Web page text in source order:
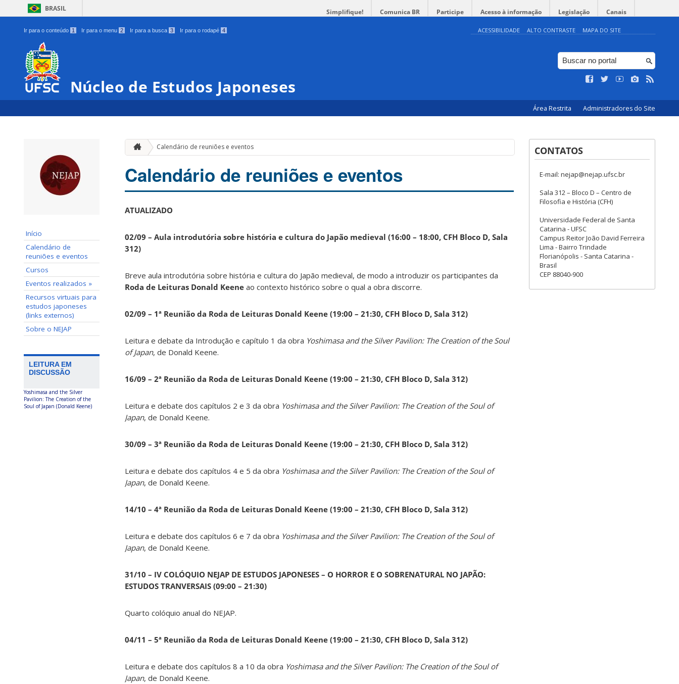
BRASIL Simplifique! Comunica BR Participe Acesso à informação Legislação Canais
Ir para o conteúdo 1 Ir para o menu 2 Ir para a busca 3 Ir para o rodapé 4 ACESSIBILIDADE ALTO CONTRASTE MAPA DO SITE
Núcleo de Estudos Japoneses
Área Restrita Administradores do Site
Início
Calendário de
reuniões e eventos
Cursos
Eventos realizados »
Recursos virtuais para
estudos japoneses
(links externos)
Sobre o NEJAP
LEITURA EM
DISCUSSÃO
Yoshimasa and the Silver
Pavilion: The Creation of the
Soul of Japan (Donald Keene)
Calendário de reuniões e eventos
Calendário de reuniões e eventos
ATUALIZADO
02/09 – Aula introdutória sobre história e cultura do Japão medieval (16:00 – 18:00, CFH Bloco D, Sala
312)
Breve aula introdutória sobre história e cultura do Japão medieval, de modo a introduzir os participantes da
Roda de Leituras Donald Keene ao contexto histórico sobre o qual a obra discorre.
02/09 – 1ª Reunião da Roda de Leituras Donald Keene (19:00 – 21:30, CFH Bloco D, Sala 312)
Leitura e debate da Introdução e capítulo 1 da obra Yoshimasa and the Silver Pavilion: The Creation of the Soul
of Japan, de Donald Keene.
16/09 – 2ª Reunião da Roda de Leituras Donald Keene (19:00 – 21:30, CFH Bloco D, Sala 312)
Leitura e debate dos capítulos 2 e 3 da obra Yoshimasa and the Silver Pavilion: The Creation of the Soul of
Japan, de Donald Keene.
30/09 – 3ª Reunião da Roda de Leituras Donald Keene (19:00 – 21:30, CFH Bloco D, Sala 312)
Leitura e debate dos capítulos 4 e 5 da obra Yoshimasa and the Silver Pavilion: The Creation of the Soul of
Japan, de Donald Keene.
14/10 – 4ª Reunião da Roda de Leituras Donald Keene (19:00 – 21:30, CFH Bloco D, Sala 312)
Leitura e debate dos capítulos 6 e 7 da obra Yoshimasa and the Silver Pavilion: The Creation of the Soul of
Japan, de Donald Keene.
31/10 – IV COLÓQUIO NEJAP DE ESTUDOS JAPONESES – O HORROR E O SOBRENATURAL NO JAPÃO:
ESTUDOS TRANVERSAIS (09:00 – 21:30)
Quarto colóquio anual do NEJAP.
04/11 – 5ª Reunião da Roda de Leituras Donald Keene (19:00 – 21:30, CFH Bloco D, Sala 312)
Leitura e debate dos capítulos 8 a 10 da obra Yoshimasa and the Silver Pavilion: The Creation of the Soul of
Japan, de Donald Keene.
CONTATOS
E-mail: nejap@nejap.ufsc.br
Sala 312 – Bloco D – Centro de
Filosofia e História (CFH)
Universidade Federal de Santa
Catarina - UFSC
Campus Reitor João David Ferreira
Lima - Bairro Trindade
Florianópolis - Santa Catarina -
Brasil
CEP 88040-900